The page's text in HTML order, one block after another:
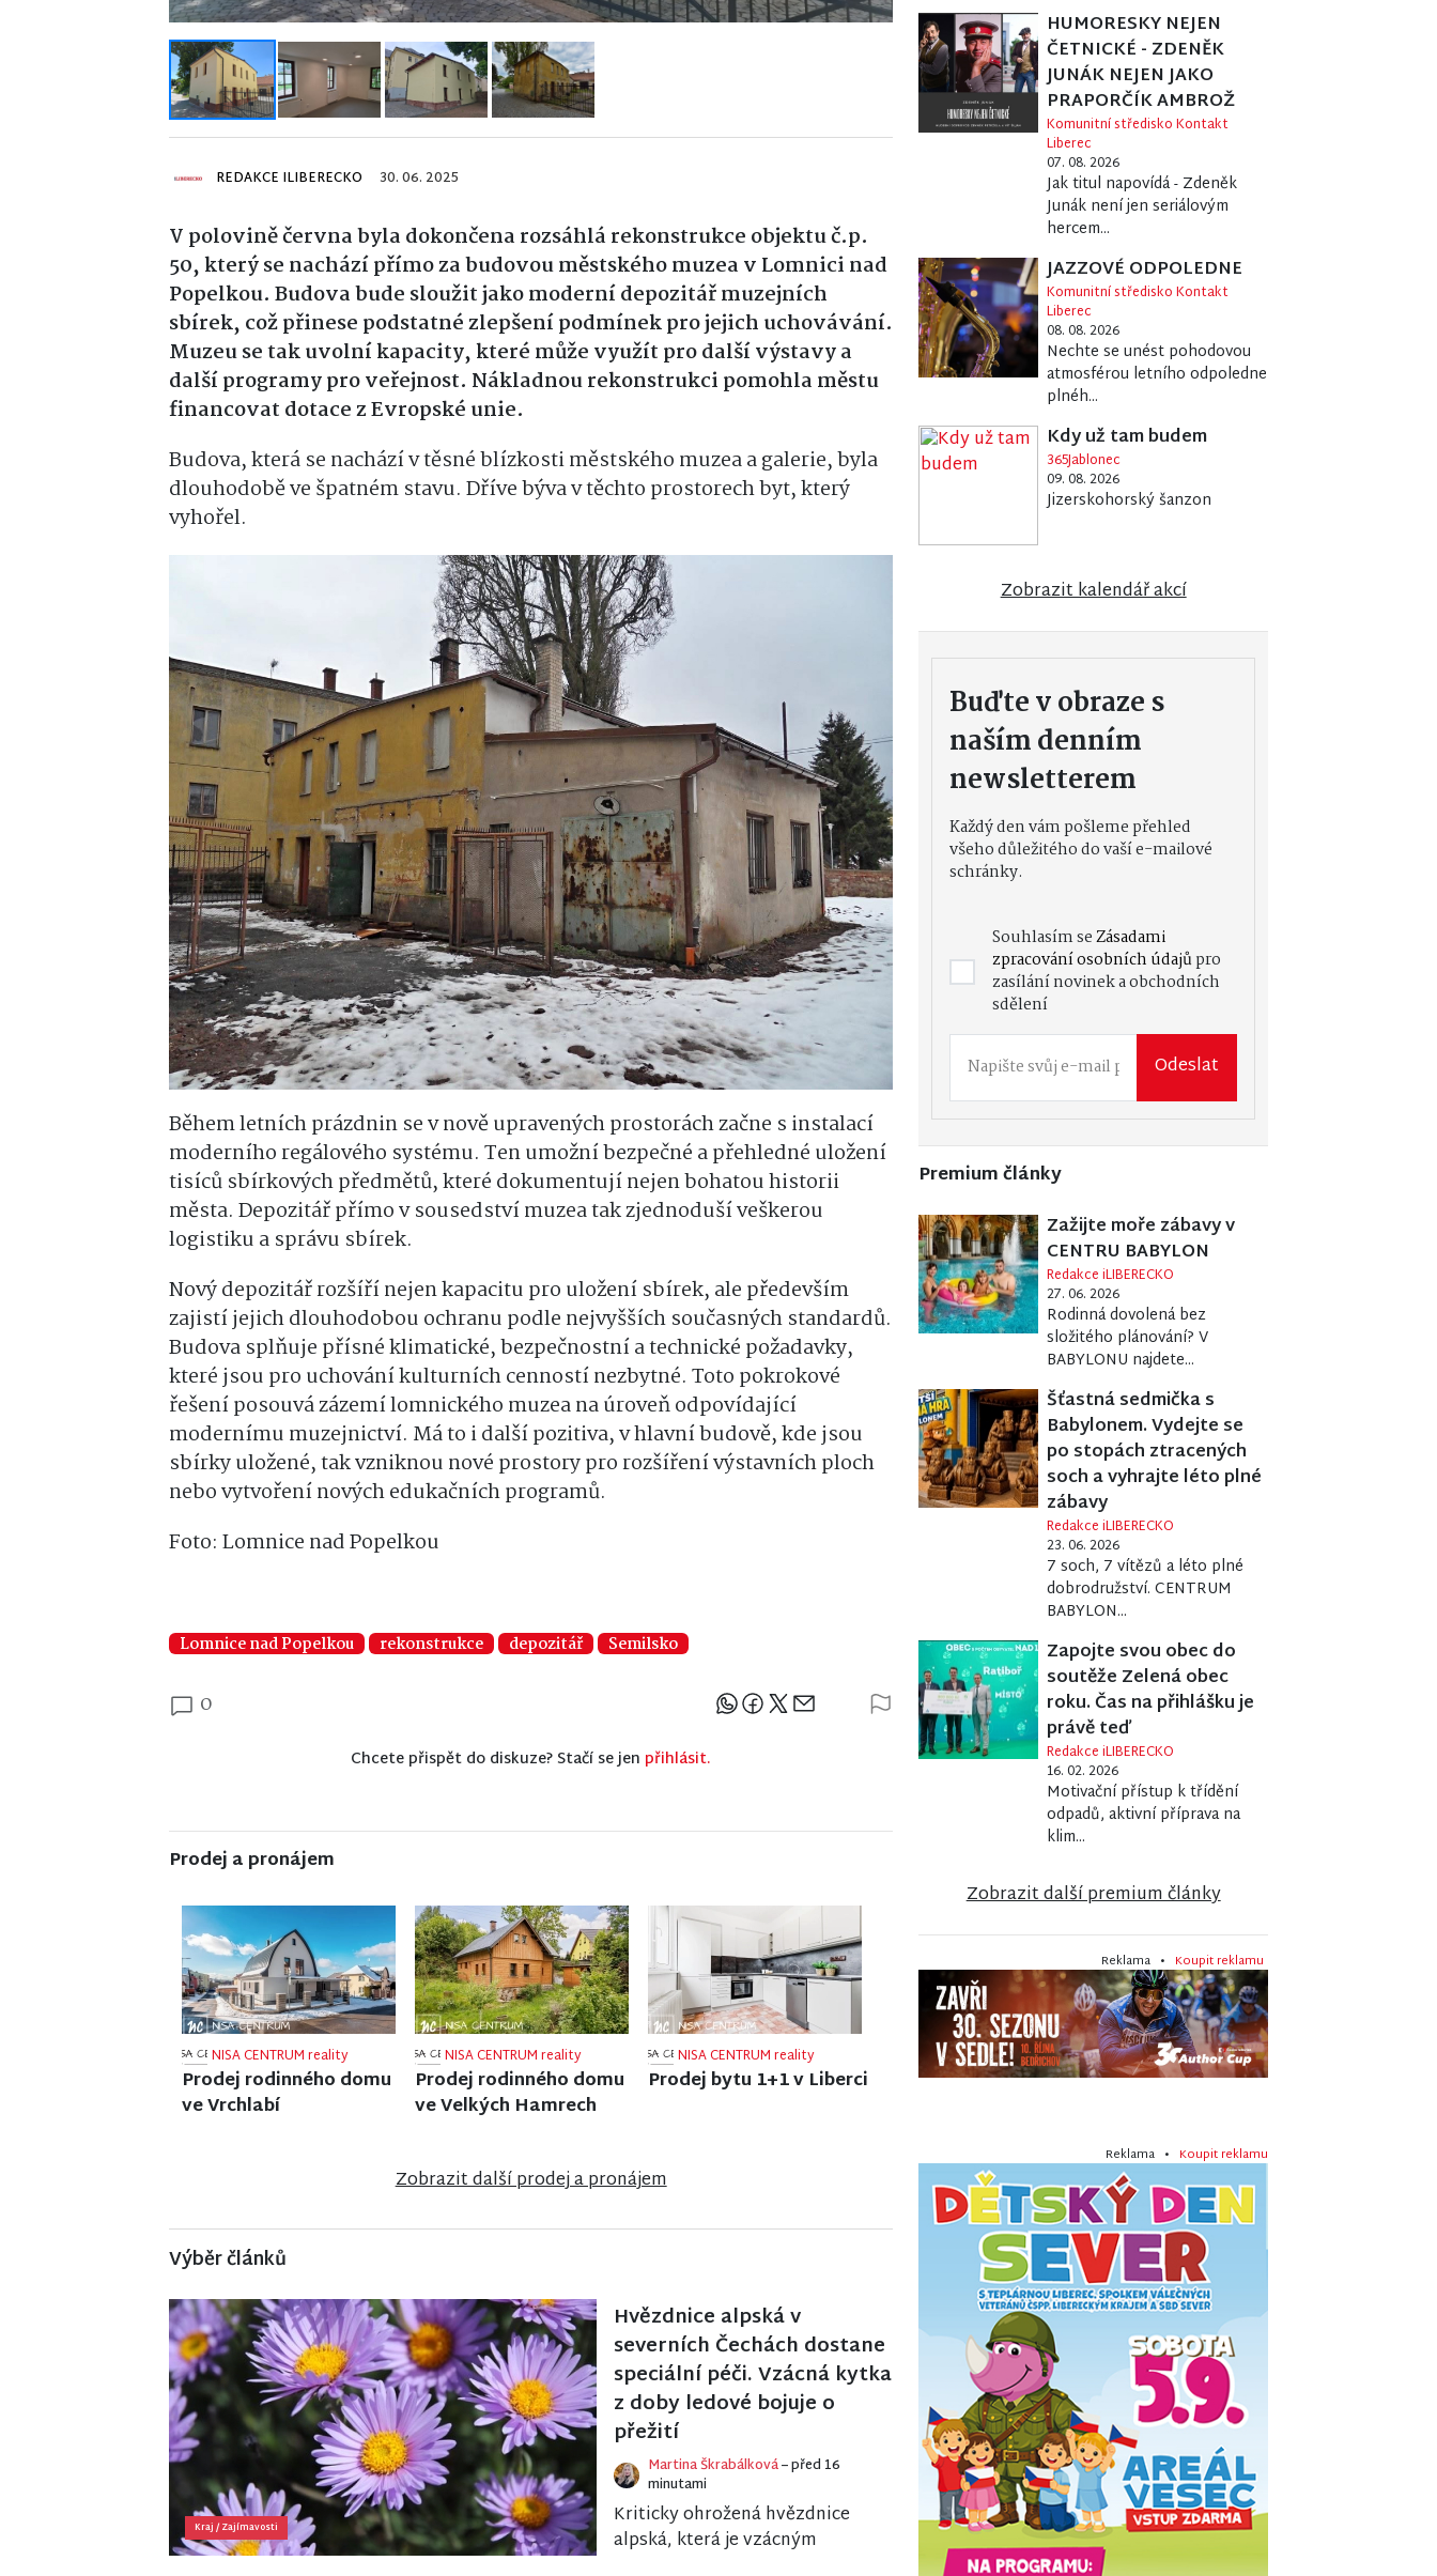
REDAKCE ILIBERECKO 30. 06. 2025
V polovině června byla dokončena rozsáhlá rekonstrukce objektu č.p.
50, který se nachází přímo za budovou městského muzea v Lomnici nad
Popelkou. Budova bude sloužit jakomoderní depozitář muzejních
sbírek, což přinese podstatné zlepšení podmínek pro jejich uchovávání.
Muzeu se tak uvolní kapacity, které může využít pro další výstavy a
další programy pro veřejnost. Nákladnou rekonstrukci pomohla městu
financovat dotace z Evropské unie.
Budova, která se nachází v těsné blízkosti městského muzea a galerie, byla
dlouhodobě ve špatném stavu. Dříve býva v těchto prostorech byt, který
vyhořel.
Během letních prázdnin se v nově upravených prostorách začne s instalací
moderního regálového systému. Ten umožní bezpečné a přehledné uložení
tisíců sbírkových předmětů, které dokumentují nejen bohatou historii
města. Depozitář přímo v sousedství muzea tak zjednoduší veškerou
logistiku a správu sbírek.
Nový depozitář rozšíří nejen kapacitu pro uložení sbírek, ale především
zajistí jejich dlouhodobou ochranu podle nejvyšších současných standardů.
Budova splňuje přísné klimatické, bezpečnostní a technické požadavky,
které jsou pro uchování kulturních cenností nezbytné. Toto pokrokové
řešení posouvá zázemí lomnického muzea na úroveň odpovídající
modernímu muzejnictví. Má to i další pozitiva, v hlavní budově, kde jsou
sbírky uložené, tak vzniknou nové prostory pro rozšíření výstavních ploch
nebo vytvoření nových edukačních programů.
Foto: Lomnice nad Popelkou
Lomnice nad Popelkou rekonstrukce depozitář Semilsko
0
Sdílejte článek
Chcete přispět do diskuze? Stačí se jen přihlásit.
Prodej a pronájem
NISA CENTRUM reality
Prodej rodinného domu
ve Stráži nad Nisou
NISA CENTRUM reality
Prodej rodinného domu
v Jiřetíně pod Bukovou
NISA CENTRUM reality
Prodej činžovního domu
Zobrazit další prodej a pronájem
Výběr článků
Kraj /Zajímavosti
Hvězdnice alpská v
severních Čechách dostane
speciální péči. Vzácná kytka
z doby ledové bojuje o
přežití
Martina Škrabálková– před 16
minutami
Kriticky ohrožená hvězdnice
alpská, která je vzácným
HUMORESKY NEJEN
ČETNICKÉ - ZDENĚK
JUNÁK NEJEN JAKO
PRAPORČÍK AMBROŽ
Komunitní středisko Kontakt
Liberec
07. 08. 2026
Jak titul napovídá - Zdeněk
Junák není jen seriálovým
hercem...
JAZZOVÉ ODPOLEDNE
Komunitní středisko Kontakt
Liberec
08. 08. 2026
Nechte se unést pohodovou
atmosférou letního odpoledne
plnéh...
Kdy už tam budem
365Jablonec
09. 08. 2026
Jizerskohorský šanzon
Zobrazit kalendář akcí
Buďte v obraze s
naším denním
newsletterem
Každý den vám pošleme přehled
všeho důležitého do vaší e-mailové
schránky.
Souhlasím seZásadami
zpracování osobních údajůpro
zasílání novinek a obchodních
sdělení
Odeslat
Premium články
Zažijte moře zábavy v
CENTRU BABYLON
Redakce iLIBERECKO
27. 06. 2026
Rodinná dovolená bez
složitého plánování? V
BABYLONU najdete...
Šťastná sedmička s
Babylonem. Vydejte se
po stopách ztracených
soch a vyhrajte léto plné
zábavy
Redakce iLIBERECKO
23. 06. 2026
7 soch, 7 vítězů a léto plné
dobrodružství. CENTRUM
BABYLON...
Zapojte svou obec do
soutěže Zelená obec
roku. Čas na přihlášku je
právě teď
Redakce iLIBERECKO
16. 02. 2026
Motivační přístup k třídění
odpadů, aktivní příprava na
klim...
Zobrazit další premium články
Reklama • Koupit reklamu
Reklama • Koupit reklamu